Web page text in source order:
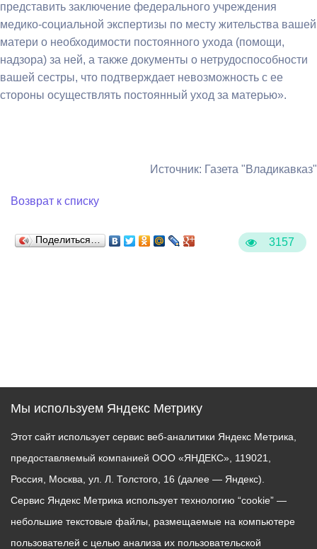
3157
представить заключение федерального учреждения
медико-социальной экспертизы по месту жительства вашей
матери о необходимости постоянного ухода (помощи,
надзора) за ней, а также документы о нетрудоспособности
вашей сестры, что подтверждает невозможность с ее
стороны осуществлять постоянный уход за матерью».
Источник: Газета "Владикавказ"
Возврат к списку
Поделиться…
Мы используем Яндекс Метрику
Этот сайт использует сервис веб-аналитики Яндекс Метрика,
предоставляемый компанией ООО «ЯНДЕКС», 119021,
Россия, Москва, ул. Л. Толстого, 16 (далее — Яндекс).
Сервис Яндекс Метрика использует технологию “cookie” —
небольшие текстовые файлы, размещаемые на компьютере
пользователей с целью анализа их пользовательской